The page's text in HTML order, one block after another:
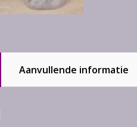
Aanvullende informatie